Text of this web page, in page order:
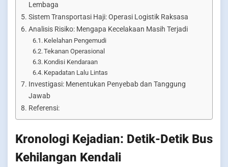
Lembaga
Sistem Transportasi Haji: Operasi Logistik Raksasa
Analisis Risiko: Mengapa Kecelakaan Masih Terjadi
Kelelahan Pengemudi
Tekanan Operasional
Kondisi Kendaraan
Kepadatan Lalu Lintas
Investigasi: Menentukan Penyebab dan Tanggung
Jawab
Referensi:
Kronologi Kejadian: Detik-Detik Bus
Kehilangan Kendali